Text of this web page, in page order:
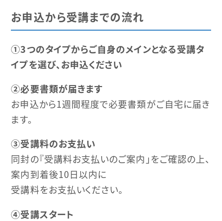
お申込から受講までの流れ
①3つのタイプからご自身のメインとなる受講タ
イプを選び、お申込ください
②必要書類が届きます
お申込から1週間程度で必要書類がご自宅に届き
ます。
③受講料のお支払い
同封の『受講料お支払いのご案内」をご確認の上、
案内到着後10日以内に
受講料をお支払いください。
④受講スタート